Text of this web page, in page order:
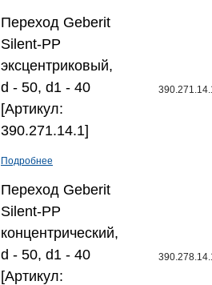
Переход Geberit
Silent-PP
эксцентриковый,
d - 50, d1 - 40
[Артикул:
390.271.14.1]
Подробнее
Переход Geberit
Silent-PP
концентрический,
d - 50, d1 - 40
[Артикул: